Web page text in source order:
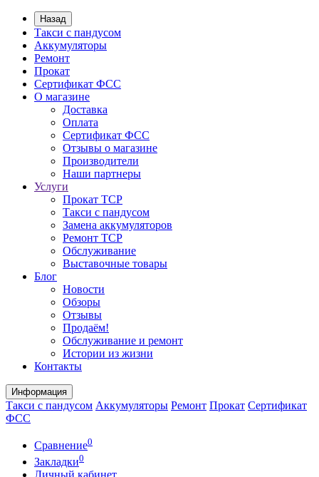
Назад
Такси с пандусом
Аккумуляторы
Ремонт
Прокат
Сертификат ФСС
О магазине
Доставка
Оплата
Сертификат ФСС
Отзывы о магазине
Производители
Наши партнеры
Услуги
Прокат ТСР
Такси с пандусом
Замена аккумуляторов
Ремонт ТСР
Обслуживание
Выставочные товары
Блог
Новости
Обзоры
Отзывы
Продаём!
Обслуживание и ремонт
Истории из жизни
Контакты
Информация
Такси с пандусом Аккумуляторы Ремонт Прокат Сертификат
ФСС
Сравнение0
Закладки0
Личный кабинет